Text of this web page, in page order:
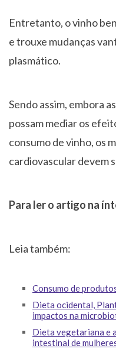
Entretanto, o vinho
e trouxe mudanças
plasmático.
Sendo assim, embora
possam mediar os
consumo de vinho, os
cardiovascular devem
Para ler o artigo na
Leia também:
Consumo de
Dieta ocidental,
impactos na
Dieta vegetariana e
intestinal de